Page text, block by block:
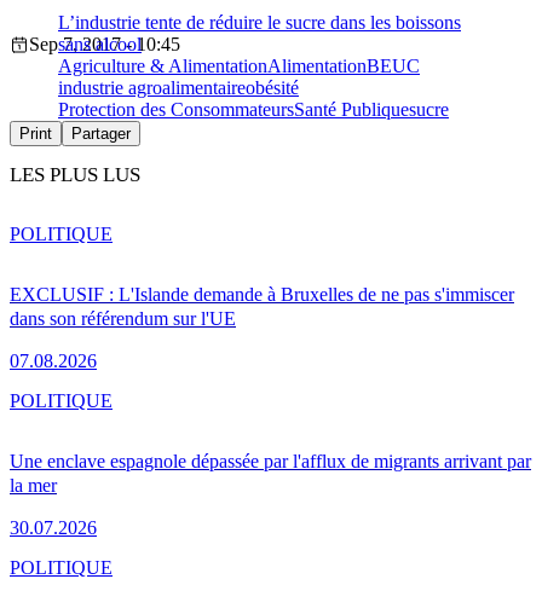
L’industrie tente de réduire le sucre dans les boissons
sans alcool
Sep 7, 2017 - 10:45
Agriculture & AlimentationAlimentationBEUC
industrie agroalimentaireobésité
Protection des ConsommateursSanté Publiquesucre
Print Partager
LES PLUS LUS
EXCLUSIF : L'Islande demande à Bruxelles de ne pas s'immiscer
dans son référendum sur l'UE
07.08.2026
POLITIQUE
Une enclave espagnole dépassée par l'afflux de migrants arrivant par
la mer
30.07.2026
POLITIQUE
POLITIQUE